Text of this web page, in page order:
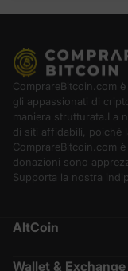
ComprareBitcoin.com
gli appassionati di
maniera strutturata.La
di siti affidabili, poiché
ComprareBitcoin.com
donazioni sono
Supporta la nostra
AltCoin
Cardano (ADA)
Wallet & Exchange